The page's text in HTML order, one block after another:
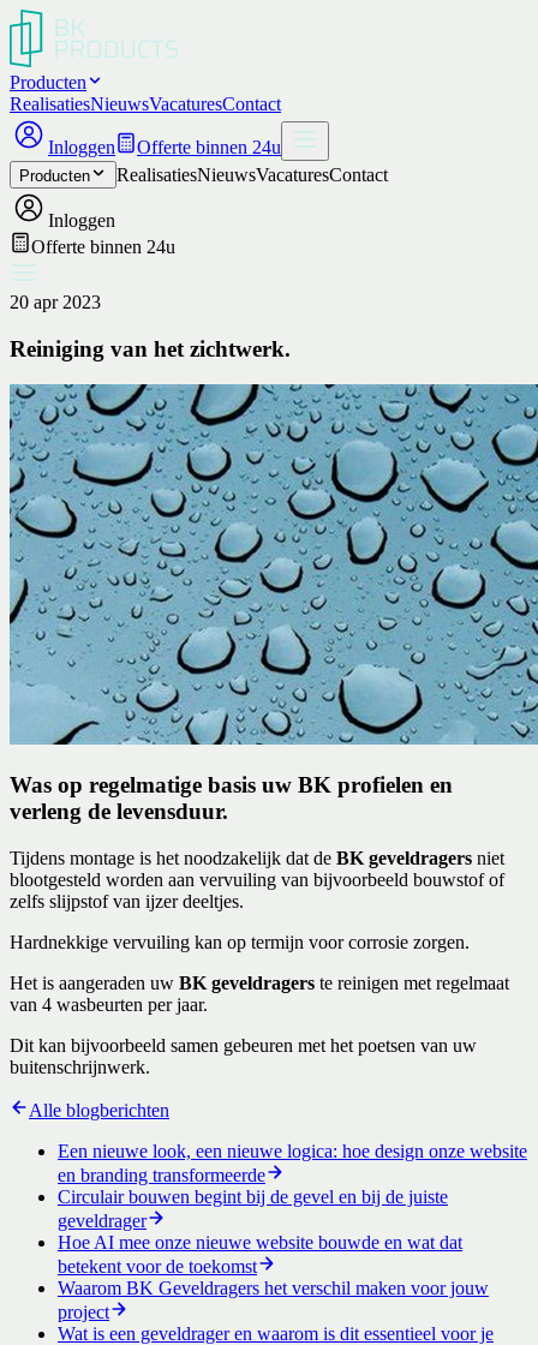
Producten
RealisatiesNieuwsVacaturesContact
Inloggen Offerte binnen 24u
Producten RealisatiesNieuwsVacaturesContact
Inloggen
Offerte binnen 24u
20 apr 2023
Reiniging van het zichtwerk.
Was op regelmatige basis uw BK profielen en
verleng de levensduur.
Tijdens montage is het noodzakelijk dat de BK geveldragers niet
blootgesteld worden aan vervuiling van bijvoorbeeld bouwstof of
zelfs slijpstof van ijzer deeltjes.
Hardnekkige vervuiling kan op termijn voor corrosie zorgen.
Het is aangeraden uw BK geveldragers te reinigen met regelmaat
van 4 wasbeurten per jaar.
Dit kan bijvoorbeeld samen gebeuren met het poetsen van uw
buitenschrijnwerk.
Alle blogberichten
Een nieuwe look, een nieuwe logica: hoe design onze website
en branding transformeerde
Circulair bouwen begint bij de gevel en bij de juiste
geveldrager
Hoe AI mee onze nieuwe website bouwde en wat dat
betekent voor de toekomst
Waarom BK Geveldragers het verschil maken voor jouw
project
Wat is een geveldrager en waarom is dit essentieel voor je